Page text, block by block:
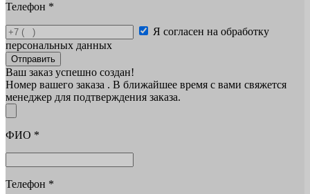
Телефон *
Я согласен на обработку
персональных данных
Отправить
Ваш заказ успешно создан!
Номер вашего заказа . В ближайшее время с вами свяжется
менеджер для подтверждения заказа.
ФИО *
Телефон *